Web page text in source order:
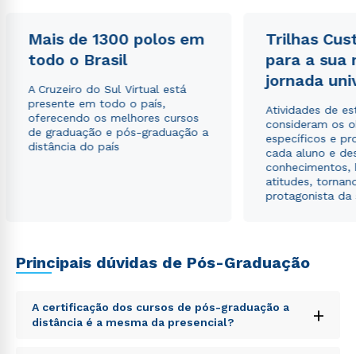
Mais de 1300 polos em
todo o Brasil
A Cruzeiro do Sul Virtual está
presente em todo o país,
oferecendo os melhores cursos
de graduação e pós-graduação a
distância do país
Trilhas
para a sua
jornada
Atividades de
consideram os
específicos e
cada aluno e
conhecimentos,
atitudes,
protagonista da
Principais dúvidas de Pós-Graduação
A certificação dos cursos de pós-graduação a
distância é a mesma da presencial?
+
ou